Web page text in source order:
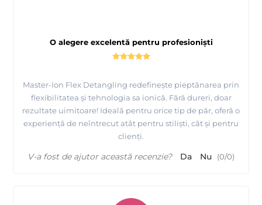
O alegere excelentă pentru profesioniști
Master-Ion Flex Detangling redefinește pieptănarea prin
flexibilitatea și tehnologia sa ionică. Fără dureri, doar
rezultate uimitoare! Ideală pentru orice tip de păr, oferă o
experiență de neîntrecut atât pentru stiliști, cât și pentru
clienți.
V-a fost de ajutor această recenzie? Da Nu (0/0)